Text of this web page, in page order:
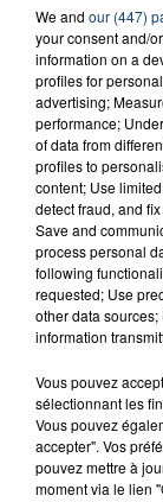
23 juillet 2026
INCENDIE
SON BÉBÉ
Un homme
aspergé sa
d'un liquide
20 juillet 2026
OPÉRER
La famille a
reconnu sa
excuses.
We and our (447)
your consent and/
information on a
profiles for
advertising;
performance;
of data from
profiles to
content; Use
detect fraud, and
Save and
process personal
following
requested; Use
other data
information
Vous pouvez
sélectionnant les
Vous pouvez
accepter". Vos
pouvez mettre à
moment via le lien